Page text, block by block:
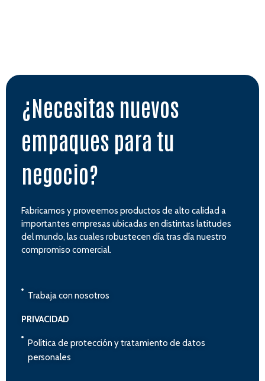
¿Necesitas nuevos
empaques para tu
negocio?
Fabricamos y proveemos productos de alto calidad a
importantes empresas ubicadas en distintas latitudes
del mundo, las cuales robustecen día tras día nuestro
compromiso comercial.
Trabaja con nosotros
PRIVACIDAD
Política de protección y tratamiento de datos
personales